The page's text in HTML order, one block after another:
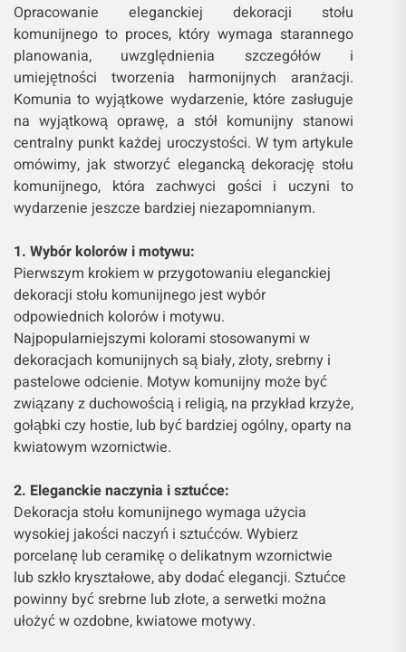
Opracowanie eleganckiej dekoracji stołu
komunijnego to proces, który wymaga starannego
planowania, uwzględnienia szczegółów i
umiejętności tworzenia harmonijnych aranżacji.
Komunia to wyjątkowe wydarzenie, które zasługuje
na wyjątkową oprawę, a stół komunijny stanowi
centralny punkt każdej uroczystości. W tym artykule
omówimy, jak stworzyć elegancką dekorację stołu
komunijnego, która zachwyci gości i uczyni to
wydarzenie jeszcze bardziej niezapomnianym.
1. Wybór kolorów i motywu:
Pierwszym krokiem w przygotowaniu eleganckiej
dekoracji stołu komunijnego jest wybór
odpowiednich kolorów i motywu.
Najpopularniejszymi kolorami stosowanymi w
dekoracjach komunijnych są biały, złoty, srebrny i
pastelowe odcienie. Motyw komunijny może być
związany z duchowością i religią, na przykład krzyże,
gołąbki czy hostie, lub być bardziej ogólny, oparty na
kwiatowym wzornictwie.
2. Eleganckie naczynia i sztućce:
Dekoracja stołu komunijnego wymaga użycia
wysokiej jakości naczyń i sztućców. Wybierz
porcelanę lub ceramikę o delikatnym wzornictwie
lub szkło kryształowe, aby dodać elegancji. Sztućce
powinny być srebrne lub złote, a serwetki można
ułożyć w ozdobne, kwiatowe motywy.